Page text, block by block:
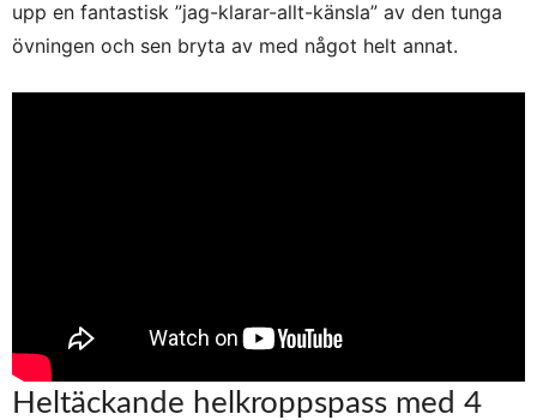
upp en fantastisk ”jag-klarar-allt-känsla” av den tunga
övningen och sen bryta av med något helt annat.
Heltäckande helkroppspass med 4